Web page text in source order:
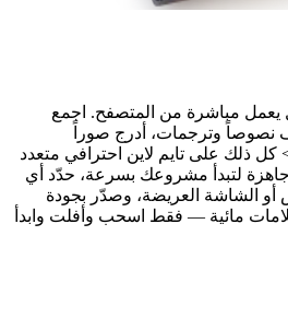
يعمل مباشرة من المتصفح. اجمع
نصوصاً وترجمات، أدرج صوراً
ذلك على تايم لاين احترافي متعدد
لتبدأ مشروعك بسرعة، حدّد أي
الشاشة العريضة، وصدّر بجودة
مائية — فقط اسحب وأفلت وابدأ